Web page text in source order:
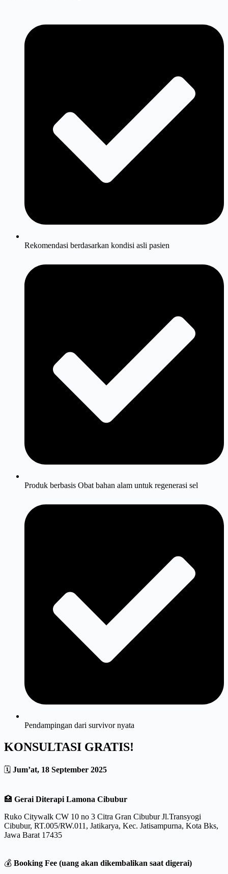
Rekomendasi berdasarkan kondisi asli pasien
Produk berbasis Obat bahan alam untuk regenerasi sel
Pendampingan dari survivor nyata
KONSULTASI GRATIS!
🗓 Jum’at, 18 September 2025
🏥 Gerai Diterapi Lamona Cibubur
Ruko Citywalk CW 10 no 3 Citra Gran Cibubur Jl.Transyogi
Cibubur, RT.005/RW.011, Jatikarya, Kec. Jatisampurna, Kota Bks,
Jawa Barat 17435
💰 Booking Fee (uang akan dikembalikan saat digerai)